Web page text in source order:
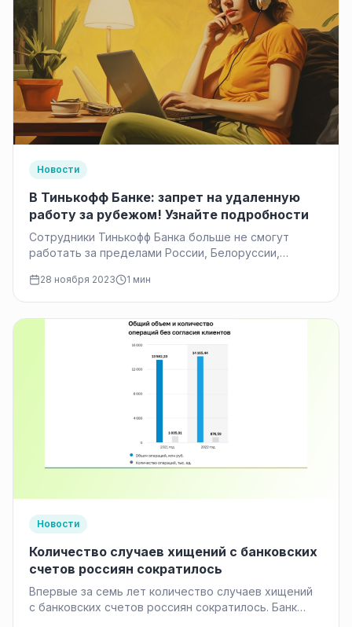
Новости
В Тинькофф Банке: запрет на удаленную
работу за рубежом! Узнайте подробности
Сотрудники Тинькофф Банка больше не смогут
работать за пределами России, Белоруссии,
кредитной организации.…
28 ноября 2023 1 мин
Новости
Количество случаев хищений с банковских
счетов россиян сократилось
Впервые за семь лет количество случаев хищений
с банковских счетов россиян сократилось. Банк